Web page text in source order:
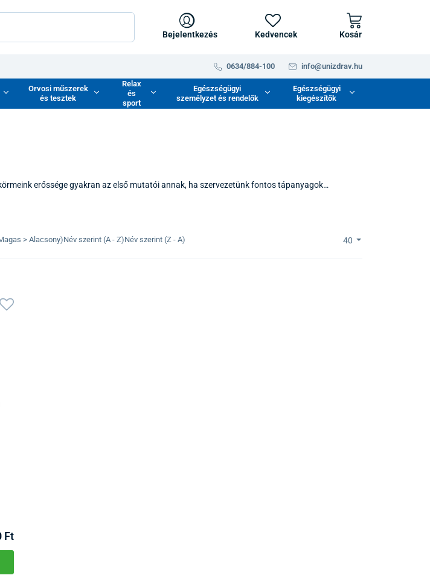
Bejelentkezés Kedvencek Kosár
0634/884-100 info@unizdrav.hu
Orvosi műszerek
és tesztek
Relax
és
sport
Egészségügyi
személyzet és rendelők
Egészségügyi
kiegészítők
erőssége gyakran az első mutatói annak, ha szervezetünk fontos tápanyagok
a felszínen hatnak, a minőségi étrend-kiegészítők a szervezet számára azokat az
> Alacsony)Név szerint (A - Z)Név szerint (Z - A) 40
Ft